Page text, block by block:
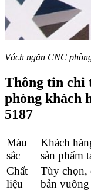
Vách ngăn CNC
Thông tin chi
phòng khách
5187
Màu
sắc
Khách
sản phẩm
Chất
liệu
Tùy chọn,
bản